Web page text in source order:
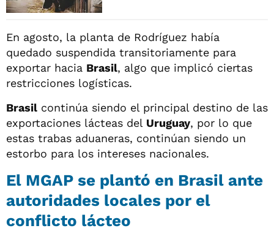
En agosto, la planta de Rodríguez había
quedado suspendida transitoriamente para
exportar hacia Brasil, algo que implicó ciertas
restricciones logísticas.
Brasil continúa siendo el principal destino de las
exportaciones lácteas del Uruguay, por lo que
estas trabas aduaneras, continúan siendo un
estorbo para los intereses nacionales.
El MGAP se plantó en Brasil ante
autoridades locales por el
conflicto lácteo